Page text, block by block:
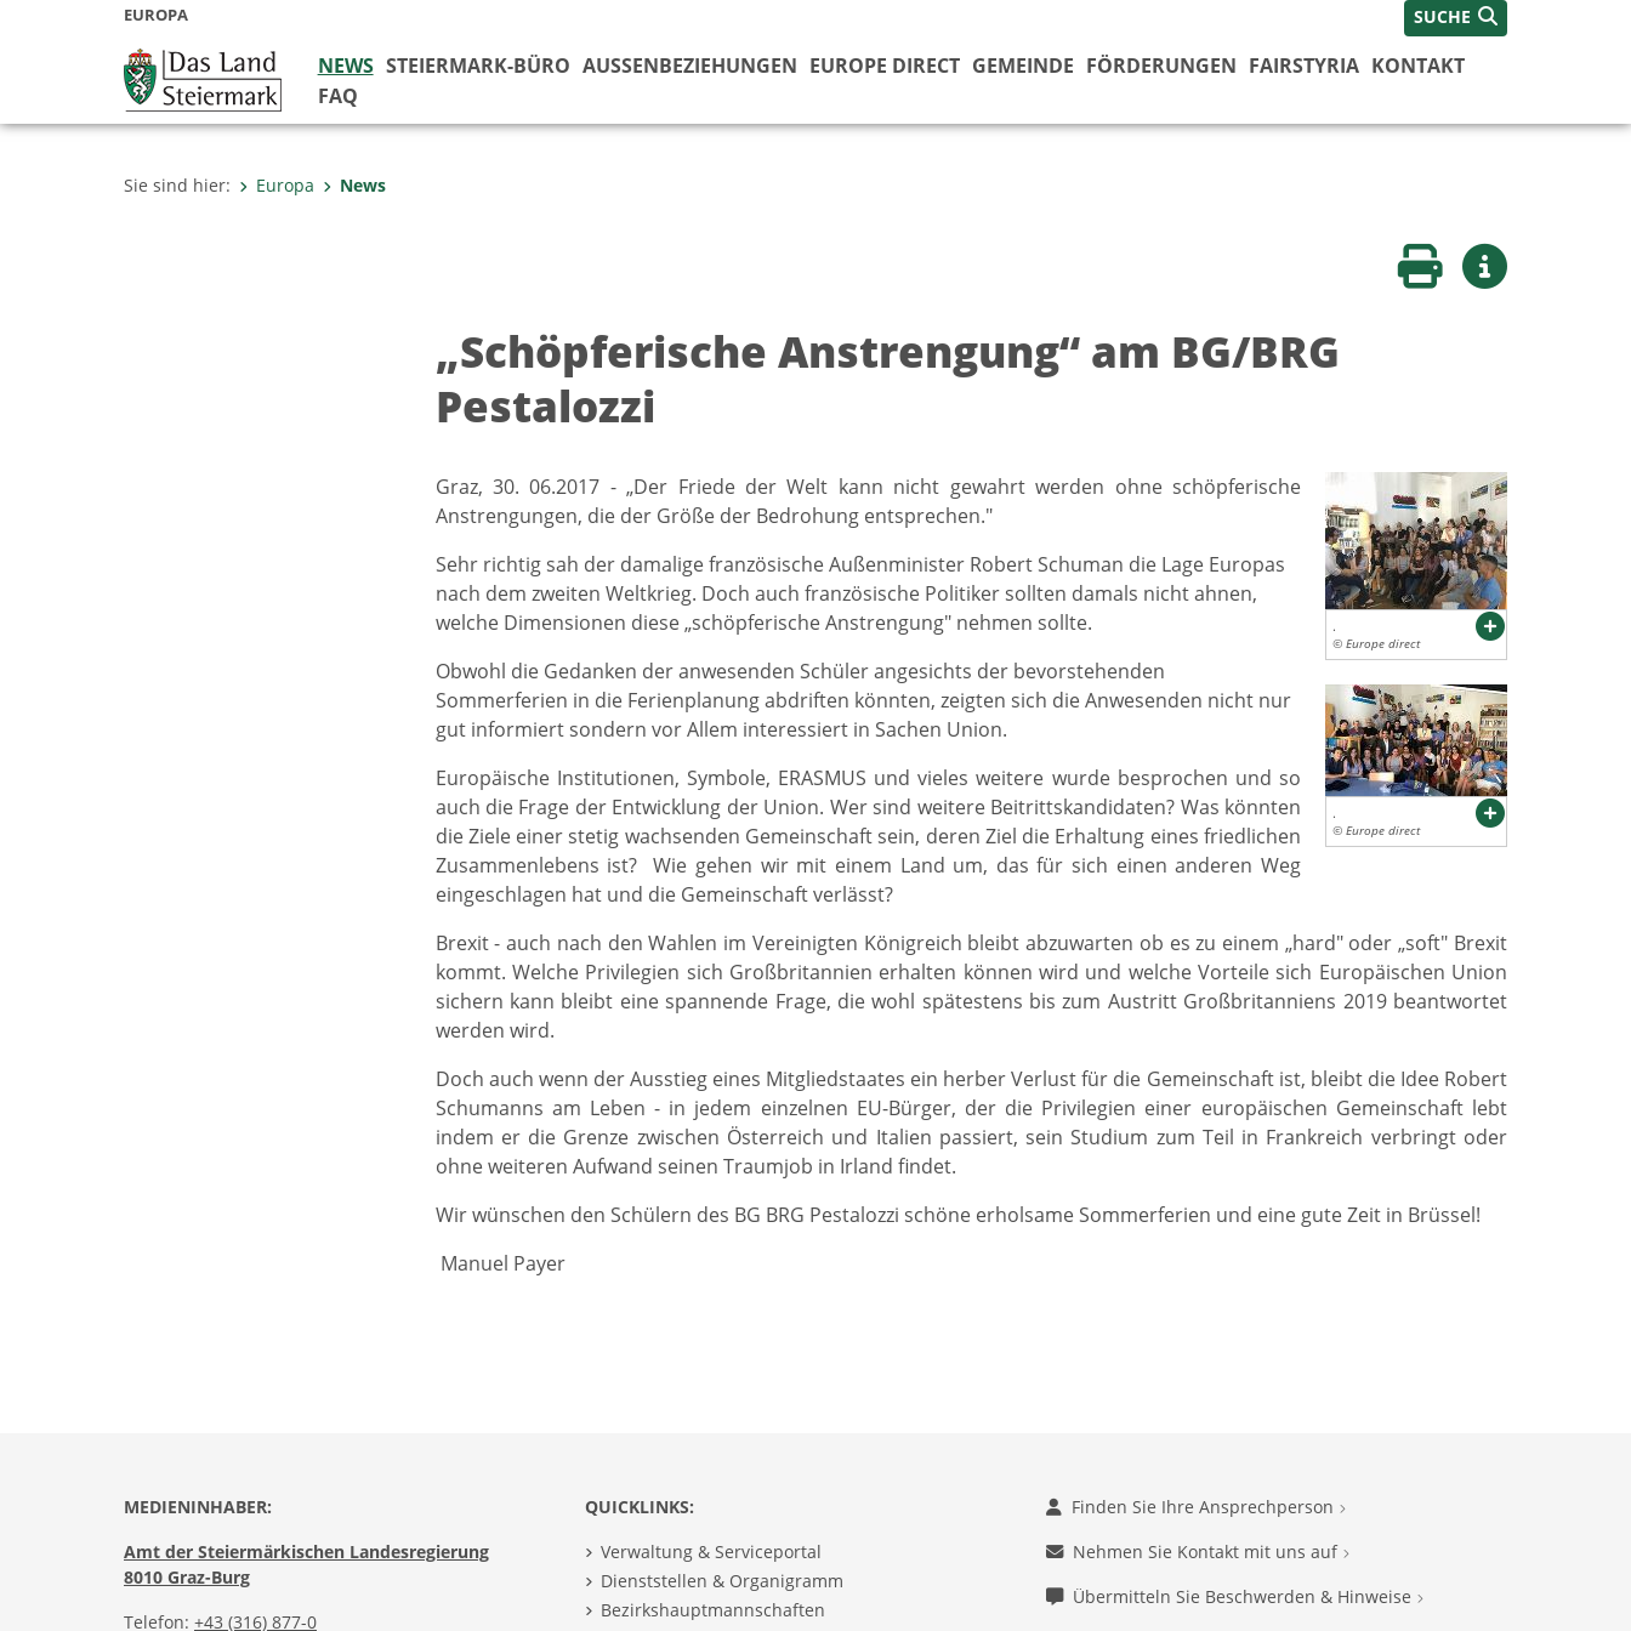
EUROPA SUCHE
NEWS STEIERMARK-BÜRO AUSSENBEZIEHUNGEN EUROPE DIRECT GEMEINDE FÖRDERUNGEN FAIRSTYRIA KONTAKT
FAQ
Sie sind hier: Europa News
Seite druckenWeitere Infos
„Schöpferische Anstrengung“ am BG/BRG
Pestalozzi
.
© Europe direct
.
© Europe direct
Graz, 30. 06.2017 - „Der Friede der Welt kann nicht gewahrt werden ohne schöpferische
Anstrengungen, die der Größe der Bedrohung entsprechen."
Sehr richtig sah der damalige französische Außenminister Robert Schuman die Lage Europas
nach dem zweiten Weltkrieg. Doch auch französische Politiker sollten damals nicht ahnen,
welche Dimensionen diese „schöpferische Anstrengung" nehmen sollte.
Obwohl die Gedanken der anwesenden Schüler angesichts der bevorstehenden
Sommerferien in die Ferienplanung abdriften könnten, zeigten sich die Anwesenden nicht nur
gut informiert sondern vor Allem interessiert in Sachen Union.
Europäische Institutionen, Symbole, ERASMUS und vieles weitere wurde besprochen und so
auch die Frage der Entwicklung der Union. Wer sind weitere Beitrittskandidaten? Was könnten
die Ziele einer stetig wachsenden Gemeinschaft sein, deren Ziel die Erhaltung eines friedlichen
Zusammenlebens ist? Wie gehen wir mit einem Land um, das für sich einen anderen Weg
eingeschlagen hat und die Gemeinschaft verlässt?
Brexit - auch nach den Wahlen im Vereinigten Königreich bleibt abzuwarten ob es zu einem „hard" oder „soft" Brexit
kommt. Welche Privilegien sich Großbritannien erhalten können wird und welche Vorteile sich Europäischen Union
sichern kann bleibt eine spannende Frage, die wohl spätestens bis zum Austritt Großbritanniens 2019 beantwortet
werden wird.
Doch auch wenn der Ausstieg eines Mitgliedstaates ein herber Verlust für die Gemeinschaft ist, bleibt die Idee Robert
Schumanns am Leben - in jedem einzelnen EU-Bürger, der die Privilegien einer europäischen Gemeinschaft lebt
indem er die Grenze zwischen Österreich und Italien passiert, sein Studium zum Teil in Frankreich verbringt oder
ohne weiteren Aufwand seinen Traumjob in Irland findet.
Wir wünschen den Schülern des BG BRG Pestalozzi schöne erholsame Sommerferien und eine gute Zeit in Brüssel!
Manuel Payer
MEDIENINHABER:
Amt der Steiermärkischen Landesregierung
8010 Graz-Burg
Telefon: +43 (316) 877-0
QUICKLINKS:
Verwaltung & Serviceportal
Dienststellen & Organigramm
Bezirkshauptmannschaften
Finden Sie Ihre Ansprechperson
Nehmen Sie Kontakt mit uns auf
Übermitteln Sie Beschwerden & Hinweise